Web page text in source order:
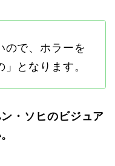
ので、ホラーを
となります。
・ソヒのビジュア